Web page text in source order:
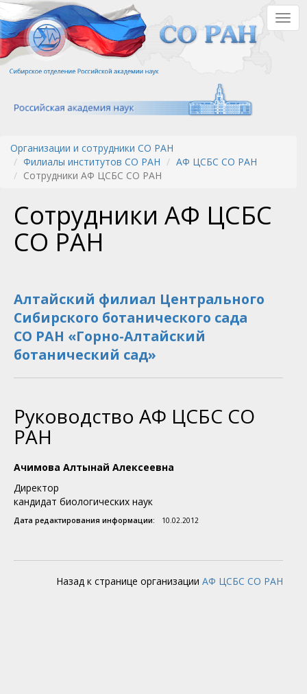
Перейти
к
основному
содержанию
Организации и сотрудники СО РАН
Филиалы институтов СО РАН
АФ ЦСБС СО РАН
Сотрудники АФ ЦСБС СО РАН
Сотрудники АФ ЦСБС
СО РАН
Алтайский филиал Центрального
Сибирского ботанического сада
СО РАН «Горно-Алтайский
ботанический сад»
Руководство АФ ЦСБС СО
РАН
Ачимова Алтынай Алексеевна
Директор
кандидат биологических наук
Дата редактирования информации: 10.02.2012
Назад к странице организации АФ ЦСБС СО РАН